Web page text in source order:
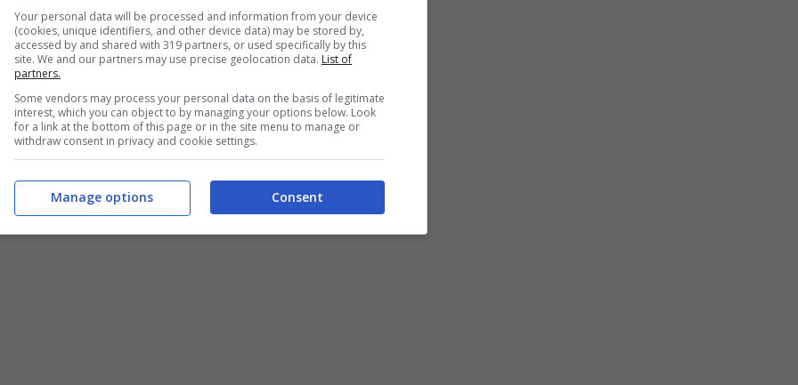
anche messo in guardia contro la vendita e
tecnologia Doppler per monitorare i
sull’Huffington Post: “io classifico
farsi un’ecografia che non ha nulla a
ovvero uso di tecnologie
.
Your personal data will be processed and information from your device
(cookies, unique identifiers, and other device data) may be stored by,
accessed by and shared with 319 partners, or used specifically by this
site. We and our partners may use precise geolocation data. List of
partners.
Some vendors may process your personal data on the basis of legitimate
interest, which you can object to by managing your options below. Look
for a link at the bottom of this page or in the site menu to manage or
withdraw consent in privacy and cookie settings.
Consent
Manage options